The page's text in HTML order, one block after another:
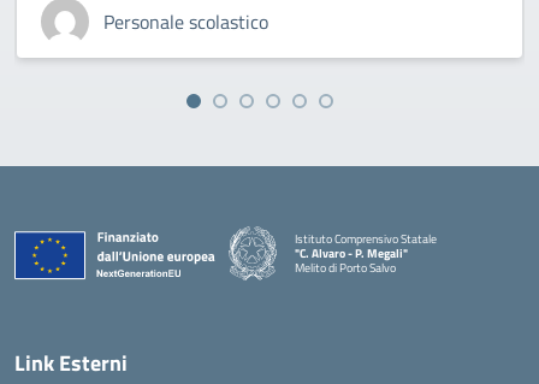
Personale scolastico
Istituto Comprensivo Statale
"C. Alvaro - P. Megali"
Melito di Porto Salvo
Link Esterni